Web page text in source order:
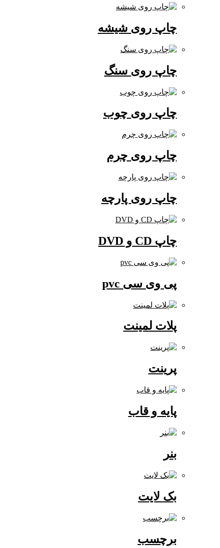
چاپ روی شیشه
چاپ روی سنگ
چاپ روی چوب
چاپ روی چرم
چاپ روی پارچه
پی وی سی pvc
پلات لمینت
پایه و قاب